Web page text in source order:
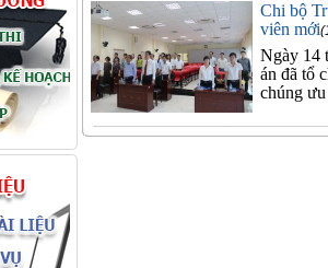
Chi bộ
viên mới
Ngày 14
án đã tổ
chúng